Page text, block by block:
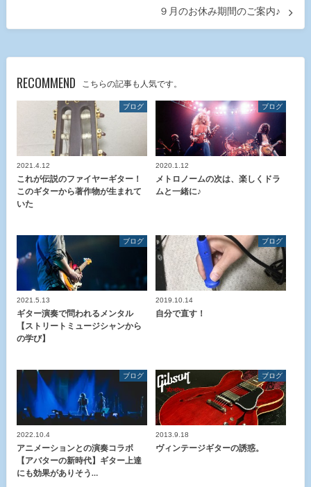
９月のお休み期間のご案内♪
RECOMMEND こちらの記事も人気です。
ブログ
2021.4.12
これが伝説のファイヤーギター！
このギターから著作物が生まれて
いた
ブログ
2020.1.12
メトロノームの次は、楽しくドラ
ムと一緒に♪
ブログ
2021.5.13
ギター演奏で問われるメンタル
【ストリートミュージシャンから
の学び】
ブログ
2019.10.14
自分で直す！
ブログ
2022.10.4
アニメーションとの演奏コラボ
【アバターの新時代】ギター上達
にも効果がありそう…
ブログ
2013.9.18
ヴィンテージギターの誘惑。